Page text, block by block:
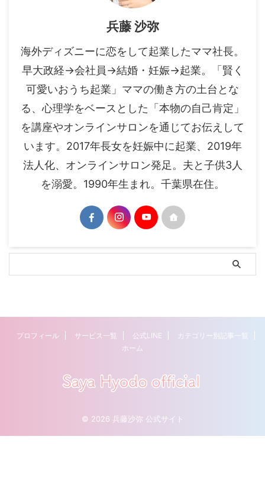
兵藤 沙弥
海外ディズニーに恋をして起業したママ社長。
早大政経→会社員→結婚・妊娠→起業。「賢く
可愛いおうち起業」ママの働き方の土台とな
る、心理学をベースとした「本物の自己肯定」
を講座やオンラインサロンを通じてお伝えして
います。2017年長女を妊娠中に起業、2019年
法人化、オンラインサロン発足。夫と子供3人
を溺愛。1990年生まれ。千葉県在住。
プロフィール サービス一覧 公式LINE
カテゴリー別記事一覧
ホーム
© 2026 兵藤沙弥 公式サイト